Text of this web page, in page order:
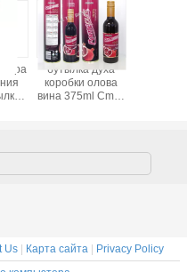
тара
бутылка духа
коробки олова
вина 375ml Cmyk
Us Карта сайта
Privacy Policy